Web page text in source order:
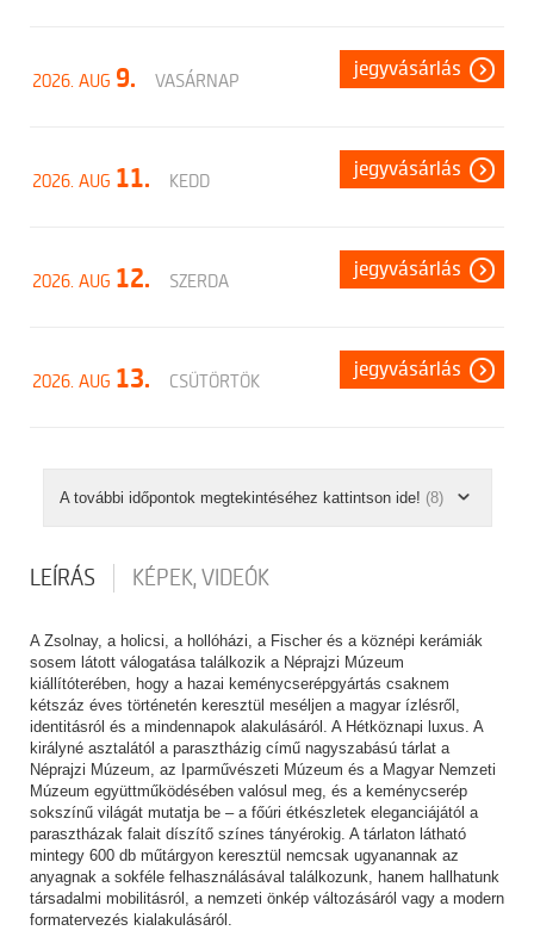
2026. AUG 9. VASÁRNAP
jegyvásárlás
2026. AUG 11. KEDD
jegyvásárlás
2026. AUG 12. SZERDA
jegyvásárlás
2026. AUG 13. CSÜTÖRTÖK
jegyvásárlás
A további időpontok megtekintéséhez kattintson ide! (8)
LEÍRÁS KÉPEK, VIDEÓK
A Zsolnay, a holicsi, a hollóházi, a Fischer és a köznépi kerámiák
sosem látott válogatása találkozik a Néprajzi Múzeum
kiállítóterében, hogy a hazai keménycserépgyártás csaknem
kétszáz éves történetén keresztül meséljen a magyar ízlésről,
identitásról és a mindennapok alakulásáról. A Hétköznapi luxus. A
királyné asztalától a parasztházig című nagyszabású tárlat a
Néprajzi Múzeum, az Iparművészeti Múzeum és a Magyar Nemzeti
Múzeum együttműködésében valósul meg, és a keménycserép
sokszínű világát mutatja be – a főúri étkészletek eleganciájától a
parasztházak falait díszítő színes tányérokig. A tárlaton látható
mintegy 600 db műtárgyon keresztül nemcsak ugyanannak az
anyagnak a sokféle felhasználásával találkozunk, hanem hallhatunk
társadalmi mobilitásról, a nemzeti önkép változásáról vagy a modern
formatervezés kialakulásáról.